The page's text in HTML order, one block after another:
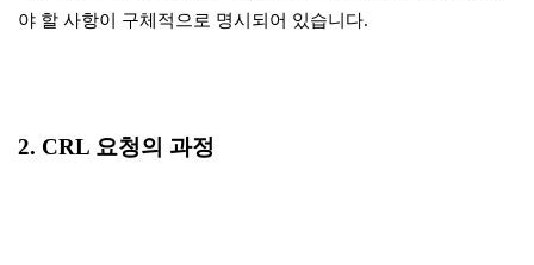
야 할 사항이 구체적으로 명시되어 있습니다.
2. CRL 요청의 과정